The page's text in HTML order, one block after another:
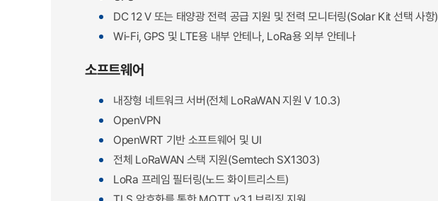
DC 12 V 또는 태양광 전력 공급 지원 및 전력 모니터링(Solar Kit 선택 사항)
Wi-Fi, GPS 및 LTE용 내부 안테나, LoRa용 외부 안테나
소프트웨어
내장형 네트워크 서버(전체 LoRaWAN 지원 V 1.0.3)
OpenVPN
OpenWRT 기반 소프트웨어 및 UI
전체 LoRaWAN 스택 지원(Semtech SX1303)
LoRa 프레임 필터링(노드 화이트리스트)